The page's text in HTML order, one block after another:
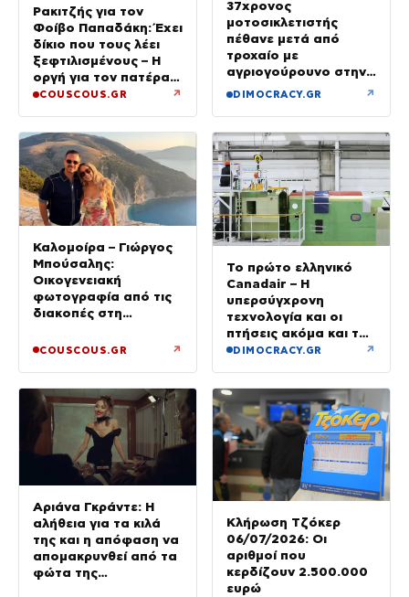
Ρακιτζής για τον
Φοίβο Παπαδάκη: Έχει
δίκιο που τους λέει
ξεφτιλισμένους – Η
οργή για τον πατέρα
του
COUSCOUS.GR ↗
37χρονος
μοτοσικλετιστής
πέθανε μετά από
τροχαίο με
αγριογούρουνο στην
Εύβοια
DIMOCRACY.GR ↗
Καλομοίρα – Γιώργος
Μπούσαλης:
Οικογενειακή
φωτογραφία από τις
διακοπές στη
τους παιδιά
COUSCOUS.GR ↗
Το πρώτο ελληνικό
Canadair – Η
υπερσύγχρονη
τεχνολογία και οι
πτήσεις ακόμα και τη
νύχτα – βίντεο
DIMOCRACY.GR ↗
Αριάνα Γκράντε: Η
αλήθεια για τα κιλά
της και η απόφαση να
απομακρυνθεί από τα
φώτα της
Κλήρωση Τζόκερ
06/07/2026: Οι
αριθμοί που
κερδίζουν 2.500.000
ευρώ